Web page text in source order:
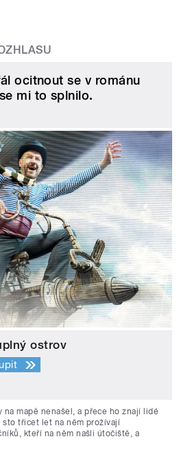
ocitnout se v románu
mi to splnilo.
ostrov
mapě nenašel, a přece ho znají lidé
sto třicet let na něm prožívají
kteří na něm našli útočiště, a